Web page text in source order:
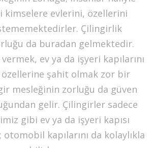
kimselere evlerini, özellerini
Çilingirlik
da buradan gelmektedir.
ev ya da işyeri kapılarını
şahit olmak zor bir
mesleğinin zorluğu da güven
gelir. Çilingirler sadece
gibi ev ya da işyeri kapısı
kapılarını da kolaylıkla